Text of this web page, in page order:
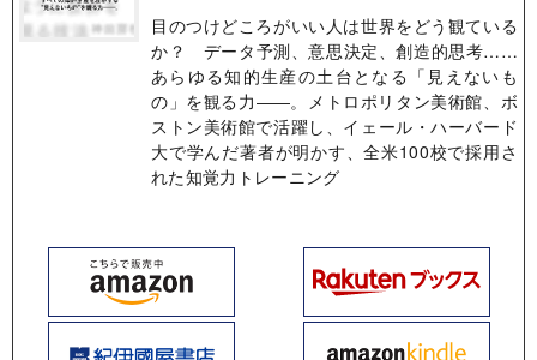
目のつけどころがいい人は世界をどう観ている
か？ データ予測、意思決定、創造的思考……
あらゆる知的生産の土台となる「見えないも
の」を観る力――。メトロポリタン美術館、ボ
ストン美術館で活躍し、イェール・ハーバード
大で学んだ著者が明かす、全米100校で採用さ
れた知覚力トレーニング